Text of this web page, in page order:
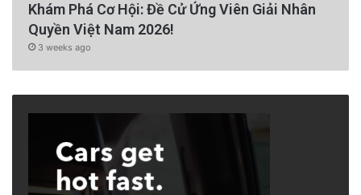
Khám Phá Cơ Hội: Đề Cử Ứng Viên Giải Nhân
Quyền Việt Nam 2026!
3 weeks ago